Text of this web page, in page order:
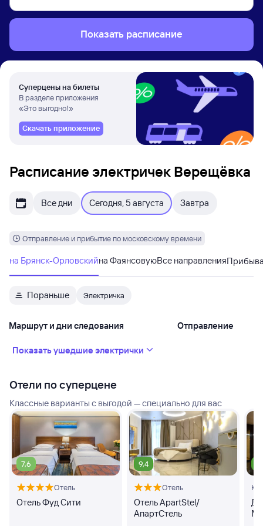
Показать расписание
Суперцены на билеты
В разделе приложения
«Это выгодно!»
Скачать приложение
Расписание электричек Верещёвка
Все дни Сегодня, 5 августа Завтра
Отправление и прибытие по московскому времени
на Брянск-Орловскийна ФаянсовуюВсе направления
Пораньше Электричка
Маршрут и дни следования Отправление
Показать ушедшие электрички
Отели по суперцене
Классные варианты с выгодой — специально для вас
7,6
Отель
Отель Фуд Сити
9,4
Отель
Отель ApartStel/
АпартСтель